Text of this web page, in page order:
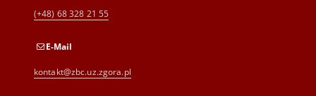
(+48) 68 328 21 55
E-Mail
kontakt@zbc.uz.zgora.pl